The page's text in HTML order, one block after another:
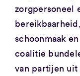
zorgpersoneel
schoonmaak
coalitie
van partijen uit